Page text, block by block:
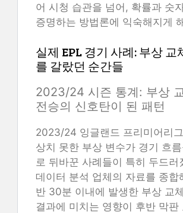
어 시청 습관을 넘어, 확률과 숫
증명하는 방법론에 익숙해지게
실제 EPL 경기 사례: 부상 교
를 갈랐던 순간들
2023/24 시즌 통계: 부상
전승의 신호탄이 된 패턴
2023/24 잉글랜드 프리미어리
상치 못한 부상 변수가 경기 흐
로 뒤바꾼 사례들이 특히 두드러
데이터 분석 업체의 자료를 종합
반 30분 이내에 발생한 부상 교
결과에 미치는 영향이 후반 막판